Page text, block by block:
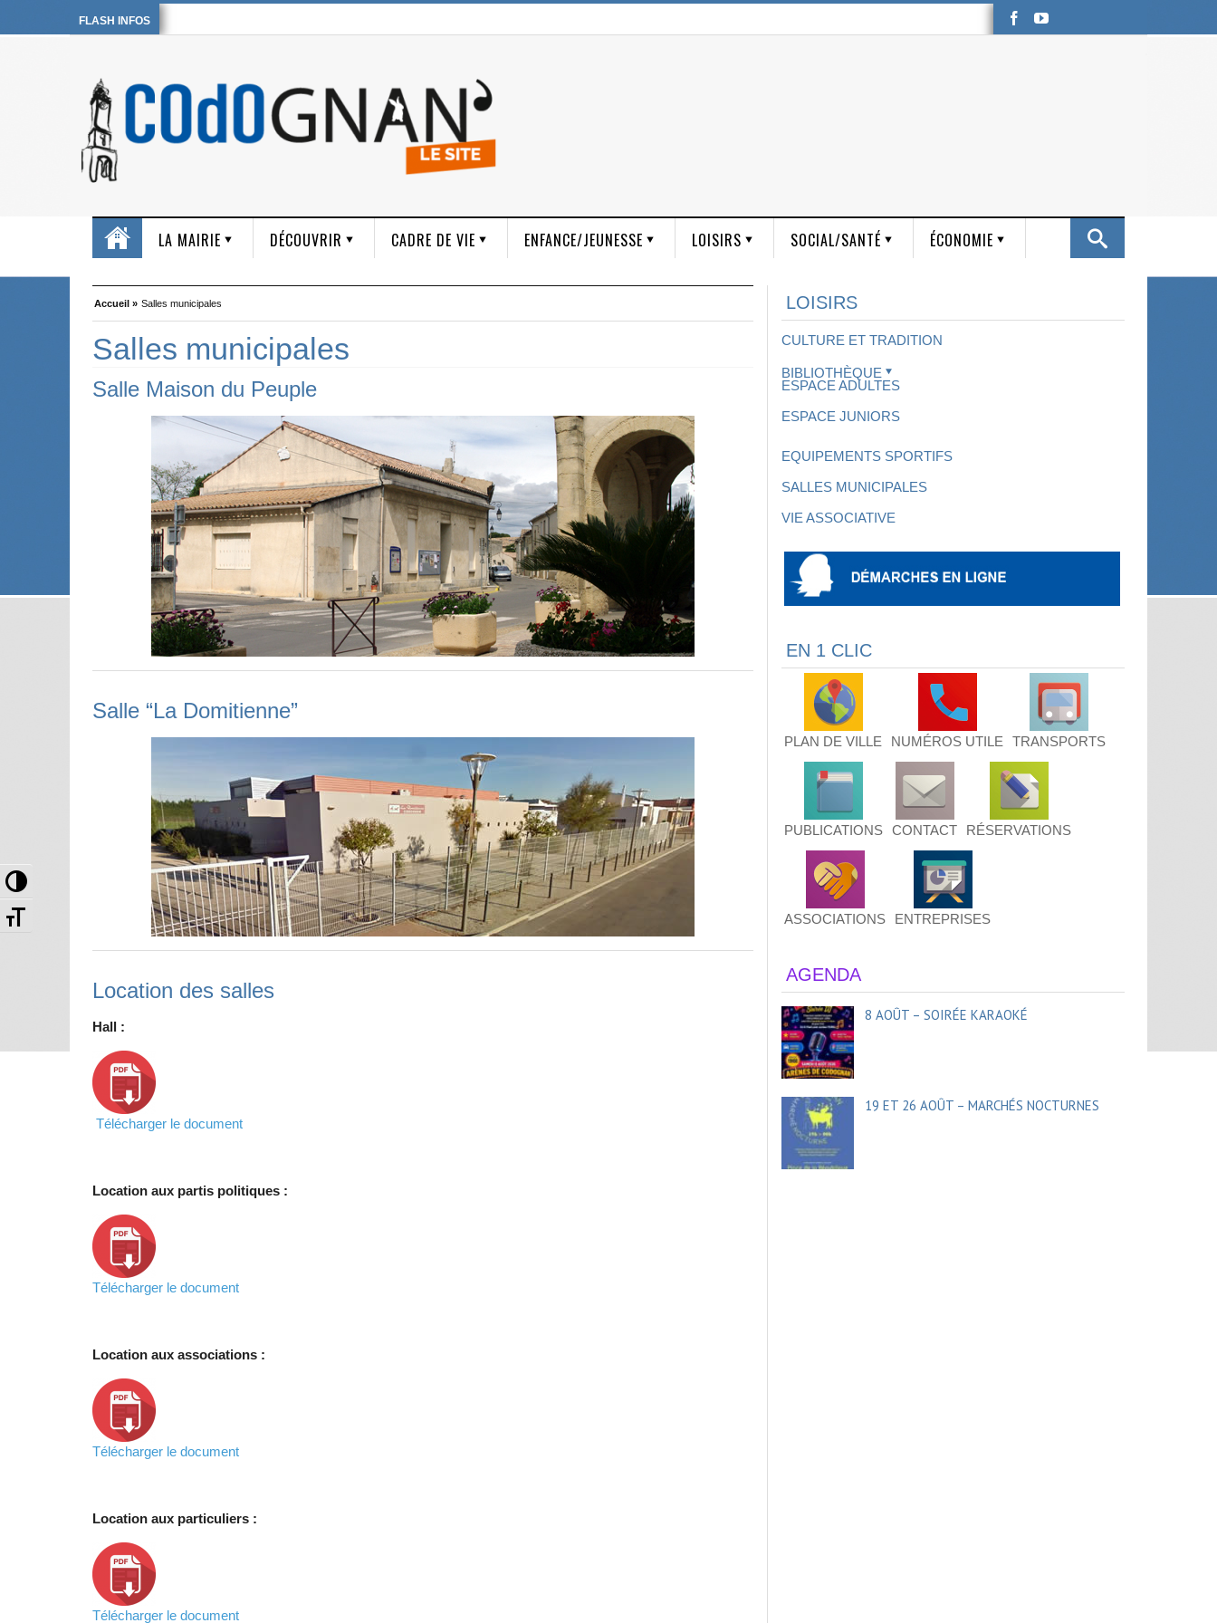
Passer en contraste élevé
Changer la taille de la police
FLASH INFOS
LA MAIRIE DÉCOUVRIR CADRE DE VIE ENFANCE/JEUNESSE LOISIRS SOCIAL/SANTÉ ÉCONOMIE
Accueil » Salles municipales
Salles municipales
Salle Maison du Peuple
Salle “La Domitienne”
Location des salles
Hall :
Télécharger le document
Location aux partis politiques :
Télécharger le document
Location aux associations :
Télécharger le document
Location aux particuliers :
Télécharger le document
LOISIRS
CULTURE ET TRADITION
BIBLIOTHÈQUE
ESPACE ADULTES
ESPACE JUNIORS
EQUIPEMENTS SPORTIFS
SALLES MUNICIPALES
VIE ASSOCIATIVE
EN 1 CLIC
PLAN DE VILLE NUMÉROS UTILE TRANSPORTS
PUBLICATIONS CONTACT RÉSERVATIONS
ASSOCIATIONS ENTREPRISES
AGENDA
8 AOÛT – SOIRÉE KARAOKÉ
19 ET 26 AOÛT – MARCHÉS NOCTURNES